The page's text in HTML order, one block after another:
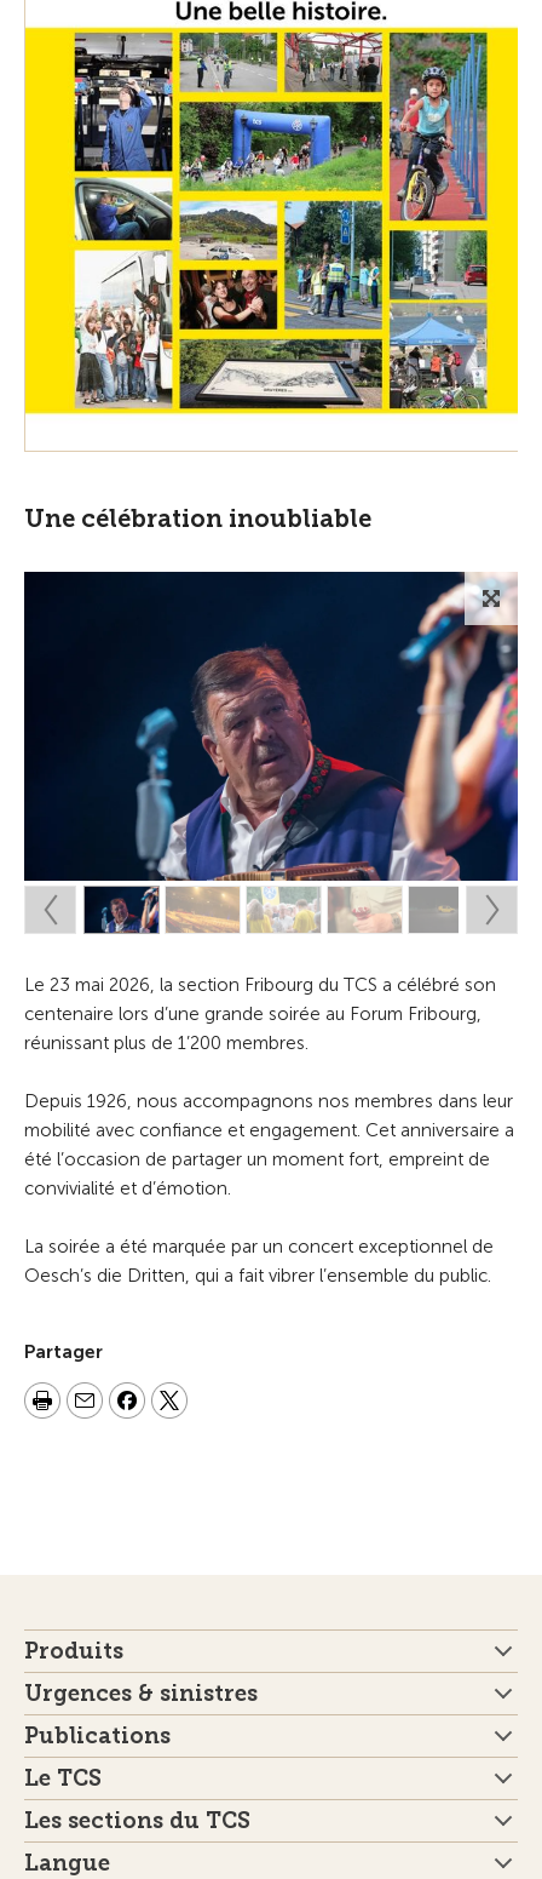
Une célébration inoubliable
Le 23 mai 2026, la section Fribourg du TCS a célébré son
centenaire lors d’une grande soirée au Forum Fribourg,
réunissant plus de 1’200 membres.
Depuis 1926, nous accompagnons nos membres dans leur
mobilité avec confiance et engagement. Cet anniversaire a
été l’occasion de partager un moment fort, empreint de
convivialité et d’émotion.
La soirée a été marquée par un concert exceptionnel de
Oesch’s die Dritten, qui a fait vibrer l’ensemble du public.
Partager
Produits
Urgences & sinistres
Publications
Le TCS
Les sections du TCS
Langue